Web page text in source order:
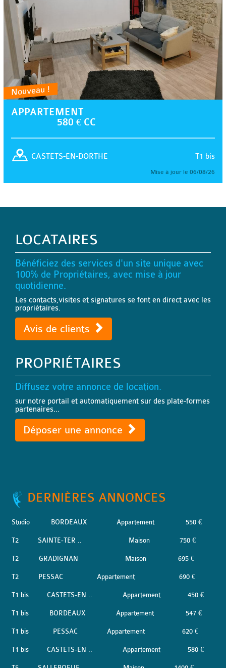
Nouveau !
APPARTEMENT
580 € CC
T1 bis
CASTETS-EN-DORTHE
Mise à jour le 06/08/26
LOCATAIRES
Bénéficiez des services d'un site unique avec
100% de Propriétaires, avec mise à jour
quotidienne.
Les contacts,visites et signatures se font en direct avec les
propriétaires.
Avis de clients
PROPRIÉTAIRES
Diffusez votre annonce de location.
sur notre portail et automatiquement sur des plate-formes
partenaires...
Déposer une annonce
DERNIÈRES ANNONCES
Studio BORDEAUX Appartement 550 €
T2 SAINTE-TER .. Maison 750 €
T2 GRADIGNAN Maison 695 €
T2 PESSAC Appartement 690 €
T1 bis CASTETS-EN .. Appartement 450 €
T1 bis BORDEAUX Appartement 547 €
T1 bis PESSAC Appartement 620 €
T1 bis CASTETS-EN .. Appartement 580 €